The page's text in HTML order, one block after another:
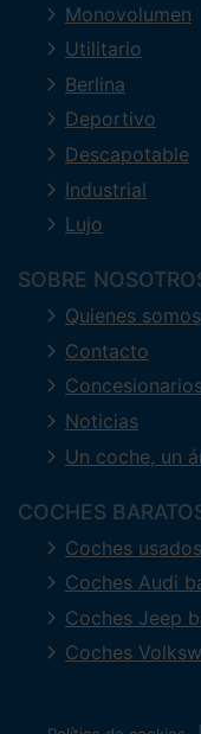
Monovolumen
Utilitario
Berlina
Deportivo
Descapotable
Industrial
Lujo
SOBRE
Quienes somos
Contacto
Noticias
Un coche, un
COCHES
Coches
Coches Audi
Coches Jeep
Coches